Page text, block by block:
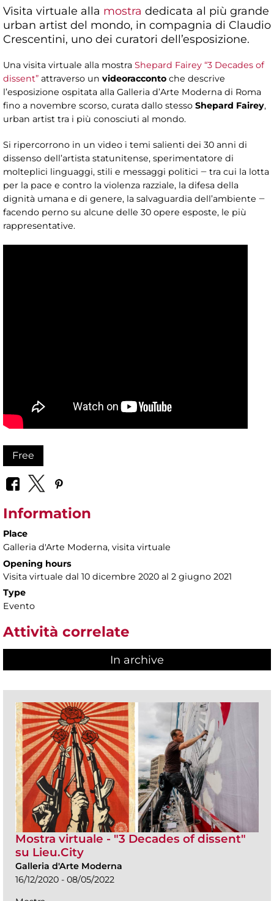
Visita virtuale alla mostra dedicata al più grande
urban artist del mondo, in compagnia di Claudio
Crescentini, uno dei curatori dell’esposizione.
Una visita virtuale alla mostra Shepard Fairey “3 Decades of
dissent” attraverso un videoracconto che descrive
l’esposizione ospitata alla Galleria d’Arte Moderna di Roma
fino a novembre scorso, curata dallo stesso Shepard Fairey,
urban artist tra i più conosciuti al mondo.
Si ripercorrono in un video i temi salienti dei 30 anni di
dissenso dell’artista statunitense, sperimentatore di
molteplici linguaggi, stili e messaggi politici ‒ tra cui la lotta
per la pace e contro la violenza razziale, la difesa della
dignità umana e di genere, la salvaguardia dell’ambiente ‒
facendo perno su alcune delle 30 opere esposte, le più
rappresentative.
Free
Information
Place
Galleria d'Arte Moderna, visita virtuale
Opening hours
Visita virtuale dal 10 dicembre 2020 al 2 giugno 2021
Type
Evento
Attività correlate
In archive
Mostra virtuale - "3 Decades of dissent"
su Lieu.City
Galleria d'Arte Moderna
16/12/2020 - 08/05/2022